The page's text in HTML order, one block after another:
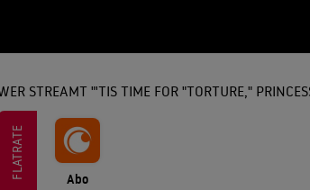
STREAMT "'TIS TIME FOR "TORTURE,"
FLATRATE Abo